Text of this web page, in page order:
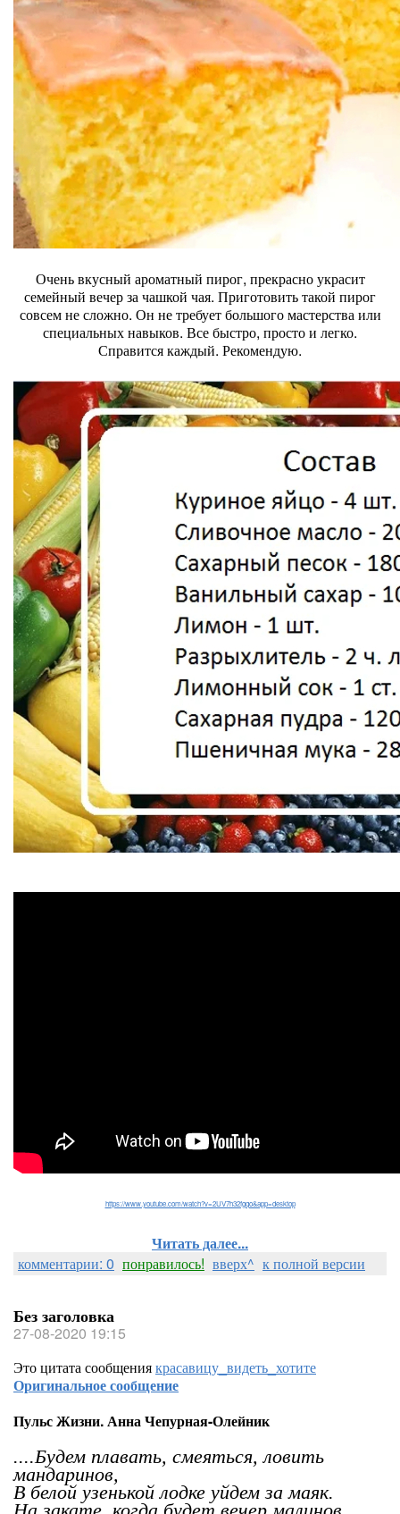
Очень вкусный ароматный пирог, прекрасно украсит
семейный вечер за чашкой чая. Приготовить такой пирог
совсем не сложно. Он не требует большого мастерства или
специальных навыков. Все быстро, просто и легко.
Справится каждый. Рекомендую.
https://www.youtube.com/watch?v=2UV7h32fgqo&app=desktop
Читать далее...
комментарии: 0 понравилось! вверх^ к полной версии
Без заголовка
27-08-2020 19:15
Это цитата сообщениякрасавицу_видеть_хотите
Оригинальное сообщение
Пульс Жизни. Анна Чепурная-Олейник
....Будем плавать, смеяться, ловить
мандаринов,
В белой узенькой лодке уйдем за маяк.